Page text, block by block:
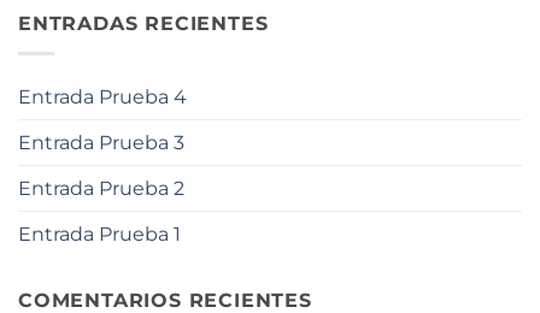
ENTRADAS RECIENTES
Entrada Prueba 4
Entrada Prueba 3
Entrada Prueba 2
Entrada Prueba 1
COMENTARIOS RECIENTES